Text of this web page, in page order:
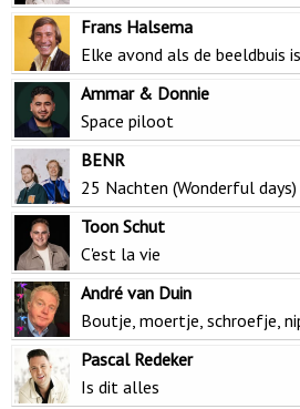
Frans Halsema
Elke avond als de beeldbuis
Ammar & Donnie
Space piloot
BENR
25 Nachten (Wonderful days)
Toon Schut
C'est la vie
André van Duin
Boutje, moertje, schroefje,
Pascal Redeker
Is dit alles